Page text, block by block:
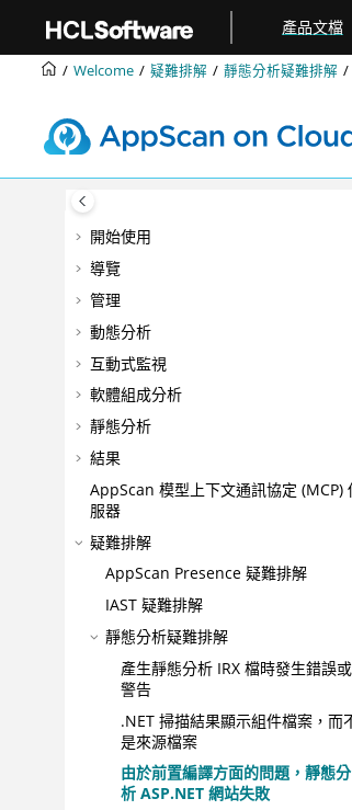
產品文檔
Welcome 疑難排解 靜態分析疑難排解
開始使用
導覽
管理
動態分析
互動式監視
軟體組成分析
靜態分析
結果
AppScan 模型上下文通訊協定 (MCP)
服器
疑難排解
AppScan Presence 疑難排解
IAST 疑難排解
靜態分析疑難排解
產生靜態分析 IRX 檔時發生錯誤或
警告
.NET 掃描結果顯示組件檔案，而
是來源檔案
由於前置編譯方面的問題，靜態分
析 ASP.NET 網站失敗